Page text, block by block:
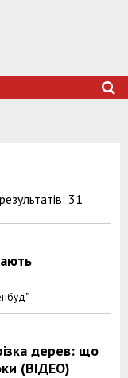
31
дерев: що
(ВІДЕО)